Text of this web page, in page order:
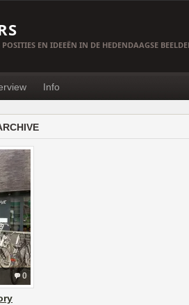
EN IDEEËN IN DE HEDENDAAGSE
Info
0